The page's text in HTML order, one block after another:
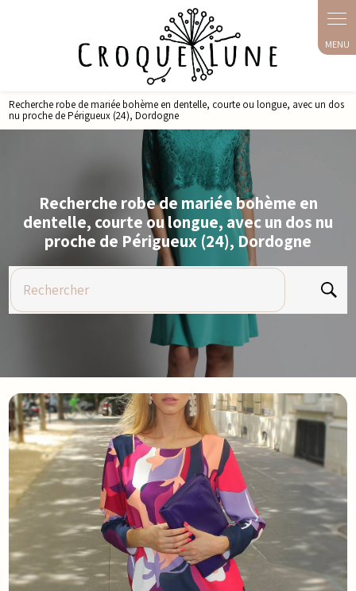
Recherche robe de mariée bohème en dentelle, courte ou longue, avec un dos
nu proche de Périgueux (24), Dordogne
Recherche robe de mariée bohème en
dentelle, courte ou longue, avec un dos nu
proche de Périgueux (24), Dordogne
Rechercher